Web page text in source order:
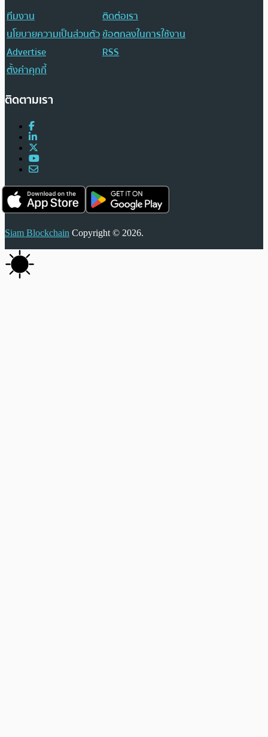
ทีมงาน
ติดต่อเรา
นโยบายความเป็นส่วนตัวข้อตกลงในการใช้งาน
Advertise
RSS
ตั้งค่าคุกกี้
ติดตามเรา
Siam Blockchain Copyright © 2026.